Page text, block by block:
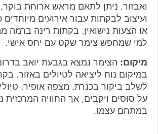
ואבזור. ניתן לתאם מראש ארוחת
ועיצוב לבקתות עבור אירועים מיוחדים
או הצעות נישואין. בקתות רינה ברמה
למי שמחפש צימר שקט עם יחס אישי.
מיקום: הצימר נמצא בגבעת יואב
במיקום נוח ליציאה לטיולים באזור.
לשלב ביקור בכנרת, מצפה אופיר,
על סוסים ויקבים, אך החוויה
במתחם עצמו.